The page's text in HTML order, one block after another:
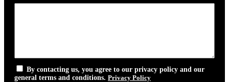
By contacting us, you agree to our privacy policy and our
general terms and conditions. Privacy Policy